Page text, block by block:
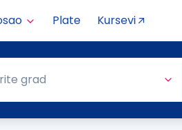
Plate Kursevi
grad